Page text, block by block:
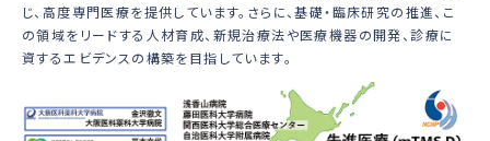
じ、高度専門医療を提供しています。さらに、基礎・臨床研究の推進、こ
の領域をリードする人材育成、新規治療法や医療機器の開発、診療に
資するエビデンスの構築を目指しています。